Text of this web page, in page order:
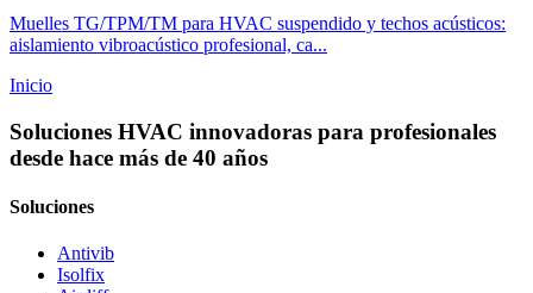
Muelles TG/TPM/TM para HVAC suspendido y techos acústicos:
aislamiento vibroacústico profesional, ca...
Inicio
Soluciones HVAC innovadoras para profesionales
desde hace más de 40 años
Soluciones
Antivib
Isolfix